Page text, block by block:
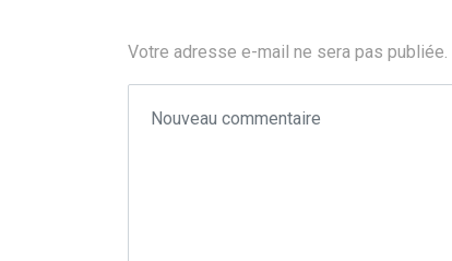
Votre adresse e-mail ne sera pas publiée.